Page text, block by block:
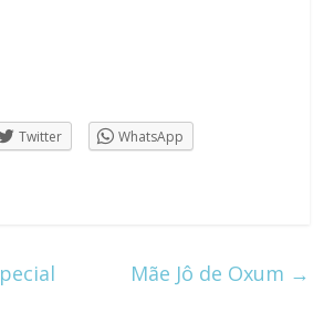
Twitter
WhatsApp
Mãe Jô de Oxum →